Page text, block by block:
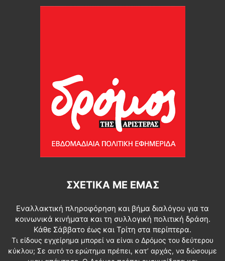
ΣΧΕΤΙΚΆ ΜΕ ΕΜΆΣ
Εναλλακτική πληροφόρηση και βήμα διαλόγου για τα
κοινωνικά κινήματα και τη συλλογική πολιτική δράση.
Κάθε Σάββατο έως και Τρίτη στα περίπτερα.
Τι είδους εγχείρημα μπορεί να είναι ο Δρόμος του δεύτερου
κύκλου; Σε αυτό το ερώτημα πρέπει, κατ’ αρχάς, να δώσουμε